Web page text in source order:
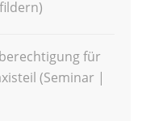
für
(Seminar |